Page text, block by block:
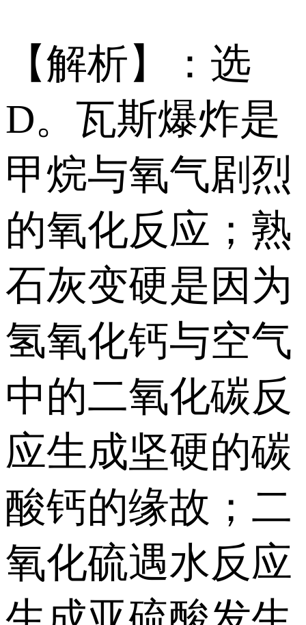
【解析】：选
D。瓦斯爆炸是
甲烷与氧气剧烈
的氧化反应；熟
石灰变硬是因为
氢氧化钙与空气
中的二氧化碳反
应生成坚硬的碳
酸钙的缘故；二
氧化硫遇水反应